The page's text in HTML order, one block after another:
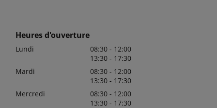
Heures d'ouverture
Lundi
08:30 - 12:00
13:30 - 17:30
Mardi
08:30 - 12:00
13:30 - 17:30
Mercredi
08:30 - 12:00
13:30 - 17:30